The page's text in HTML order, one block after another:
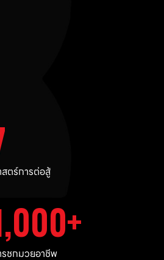
สตร์การต่อสู้
รชกมวยอาชีพ